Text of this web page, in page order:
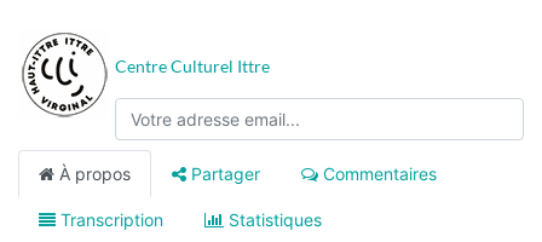
Centre Culturel Ittre
À propos Partager Commentaires
Transcription Statistiques